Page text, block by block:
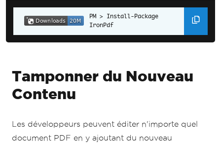
pdf.ApplyStamp(stamper).SaveAs("stamped_im
age.pdf");
Install-Package
IronPdf
Tamponner du Nouveau
Contenu
Les développeurs peuvent éditer n'importe quel
document PDF en y ajoutant du nouveau